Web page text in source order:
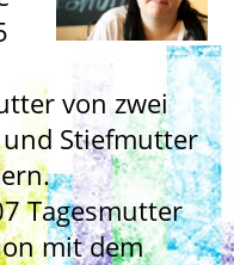
von zwei
und Stiefmutter
Tagesmutter
mit dem